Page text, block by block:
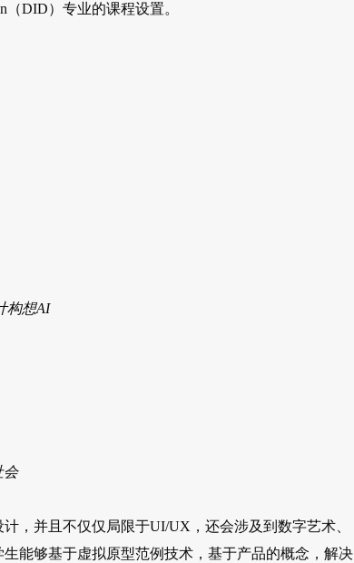
（DID）专业的课程设置。
构想AI
会
，并且不仅仅局限于UI/UX，还会涉及到数字艺术、
生能够基于虚拟原型范例技术，基于产品的概念，解决